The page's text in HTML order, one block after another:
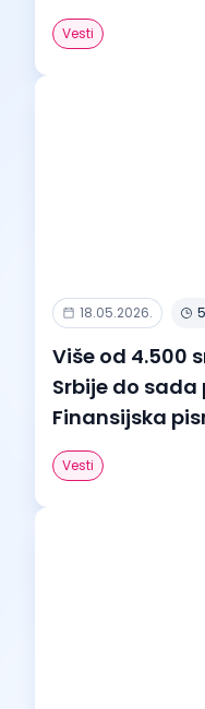
Vesti
18.05.2026.
Više od 4.500
Srbije do sada
Finansijska
Vesti